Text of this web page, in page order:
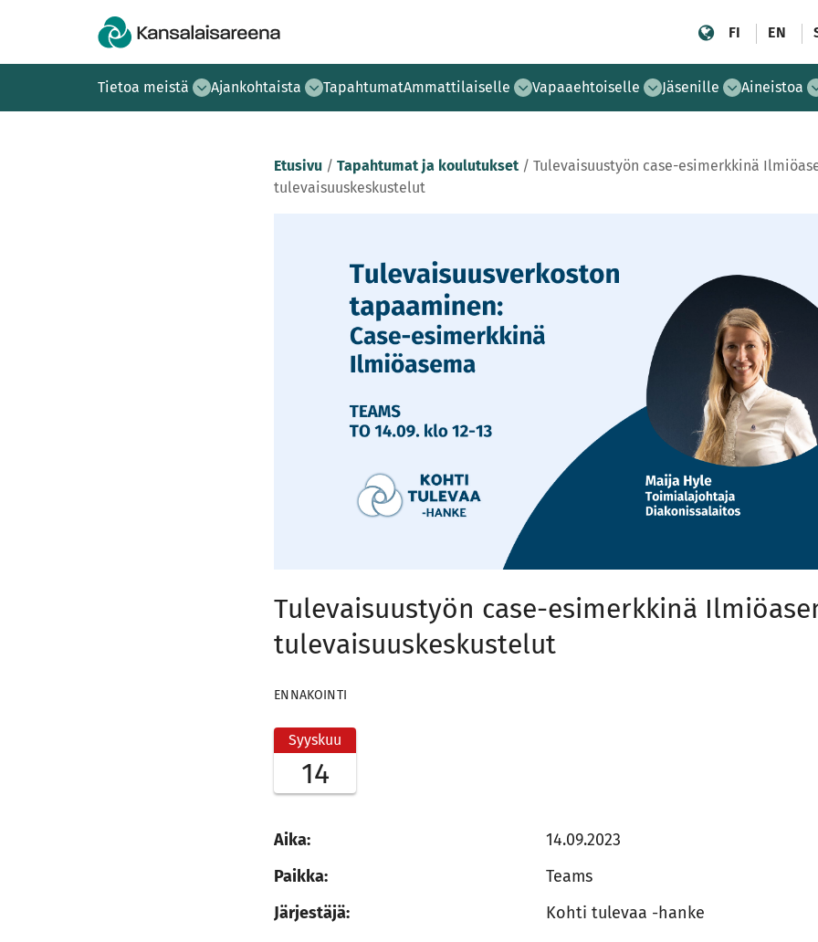
FI EN
Tietoa meistä Ajankohtaista TapahtumatAmmattilaiselle Vapaaehtoiselle Jäsenille Aineistoa
Etusivu /Tapahtumat ja koulutukset /Tulevaisuustyön case-esimerkkinä
tulevaisuuskeskustelut
Tulevaisuustyön case-esimerkkinä
tulevaisuuskeskustelut
ENNAKOINTI
Syyskuu
14
Aika:
14.09.2023
Paikka:
Teams
Järjestäjä:
Kohti tulevaa -hanke